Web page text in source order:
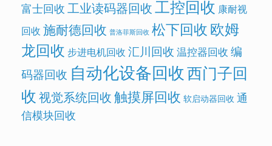
富士回收 工业读码器回收工控回收 康耐视
回收 施耐德回收 普洛菲斯回收 松下回收欧姆
龙回收 步进电机回收 汇川回收 温控器回收 编
码器回收 自动化设备回收西门子回
收视觉系统回收触摸屏回收 软启动器回收 通
信模块回收